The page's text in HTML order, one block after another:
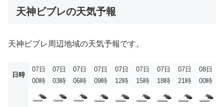
天神ビブレの天気予報
天神ビブレ周辺地域の天気予報です。
日時
07日
00時
07日
03時
07日
06時
07日
09時
07日
12時
07日
15時
07日
18時
07日
21時
08日
00時